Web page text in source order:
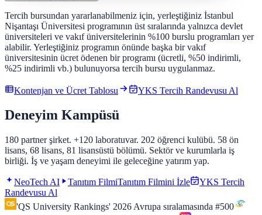
Tercih bursundan yararlanabilmeniz için, yerleştiğiniz İstanbul
Nişantaşı Üniversitesi programının üst sıralarında yalnızca devlet
üniversiteleri ve vakıf üniversitelerinin %100 burslu programları yer
alabilir. Yerleştiğiniz programın önünde başka bir vakıf
üniversitesinin ücret ödenen bir programı (ücretli, %50 indirimli,
%25 indirimli vb.) bulunuyorsa tercih bursu uygulanmaz.
Kontenjan ve Ücret Tablosu YKS Tercih Randevusu Al
Deneyim Kampüsü
180 partner şirket. +120 laboratuvar. 202 öğrenci kulübü. 58 ön
lisans, 68 lisans, 81 lisansüstü bölümü. Sektör ve kurumlarla iş
birliği. İş ve yaşam deneyimi ile geleceğine yatırım yap.
NeoTech AI Tanıtım FilmiTanıtım Filmini İzle
YKS Tercih
Randevusu Al
'QS University Rankings' 2026 Avrupa sıralamasında #500